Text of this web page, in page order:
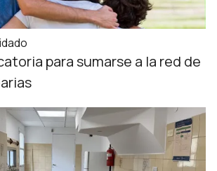
para sumarse a la red de